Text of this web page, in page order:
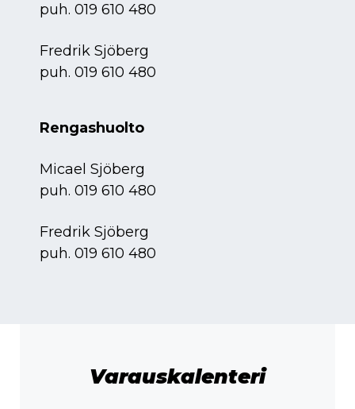
puh. 019 610 480
Fredrik Sjöberg
puh. 019 610 480
Rengashuolto
Micael Sjöberg
puh. 019 610 480
Fredrik Sjöberg
puh. 019 610 480
Varauskalenteri